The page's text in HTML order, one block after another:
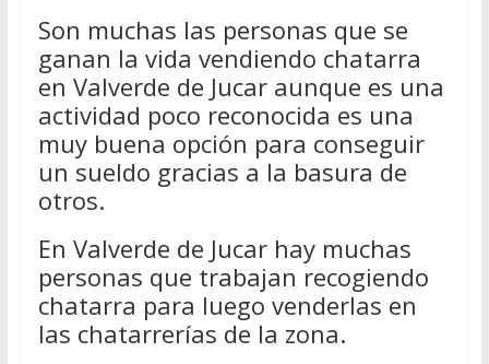
Son muchas las personas que se
ganan la vida vendiendo chatarra
en Valverde de Jucar aunque es una
actividad poco reconocida es una
muy buena opción para conseguir
un sueldo gracias a la basura de
otros.
En Valverde de Jucar hay muchas
personas que trabajan recogiendo
chatarra para luego venderlas en
las chatarrerías de la zona.